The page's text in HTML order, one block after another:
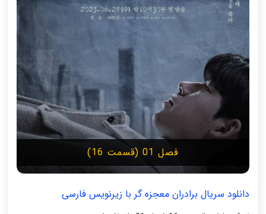
فصل 01 (قسمت 16)
دانلود سریال برادران معجزه گر با زیرنویس فارسی